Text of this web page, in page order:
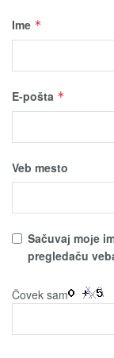
Ime *
E-pošta *
Veb mesto
Sačuvaј moјe
pregledaču
Čovek sam